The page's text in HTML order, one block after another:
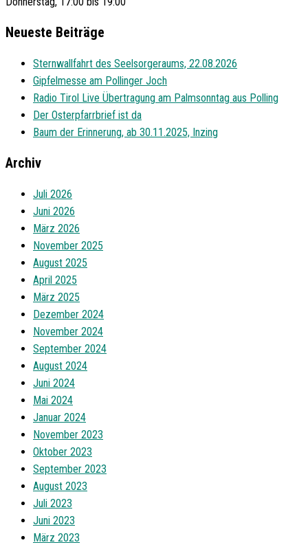
Neueste Beiträge
Sternwallfahrt des Seelsorgeraums, 22.08.2026
Gipfelmesse am Pollinger Joch
Radio Tirol Live Übertragung am Palmsonntag aus Polling
Der Osterpfarrbrief ist da
Baum der Erinnerung, ab 30.11.2025, Inzing
Archiv
Juli 2026
Juni 2026
März 2026
November 2025
August 2025
April 2025
März 2025
Dezember 2024
November 2024
September 2024
August 2024
Juni 2024
Mai 2024
Januar 2024
November 2023
Oktober 2023
September 2023
August 2023
Juli 2023
Juni 2023
März 2023